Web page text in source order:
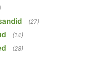
(27)
(14)
(28)